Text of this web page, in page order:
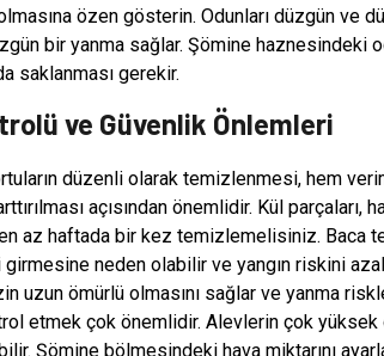
özen gösterin. Odunları düzgün ve
bir yanma sağlar. Şömine haznesindeki
saklanması gerekir.
ve Güvenlik Önlemleri
düzenli olarak temizlenmesi, hem
açısından önemlidir. Kül parçaları,
az haftada bir kez temizlemelisiniz. Baca
girmesine neden olabilir ve yangın riskini
uzun ömürlü olmasını sağlar ve yanma
etmek çok önemlidir. Alevlerin çok yüksek
Şömine bölmesindeki hava miktarını